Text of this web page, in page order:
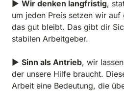
▶ Wir denken langfristig,
um jeden Preis setzen wir auf
das gut bleibt. Das gibt dir
stabilen Arbeitgeber.
▶ Sinn als Antrieb, wir
der unsere Hilfe braucht.
Arbeit eine Bedeutung, die